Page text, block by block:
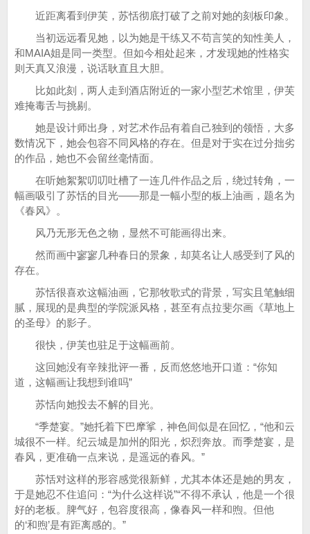
近距离看到伊芙，苏恬彻底打破了之前对她的刻板印象。
当初远远看见她，以为她是干练又不苟言笑的知性美人，
和MAIA姐是同一类型。但如今相处起来，才发现她的性格实
则天真又浪漫，说话耿直且大胆。
比如此刻，两人走到酒店附近的一家小型艺术馆里，伊芙
难掩毒舌与挑剔。
她是设计师出身，对艺术作品有着自己独到的领悟，大多
数情况下，她会包容不同风格的存在。但是对于实在过分拙劣
的作品，她也不会留丝毫情面。
在听她絮絮叨叨吐槽了一连几件作品之后，绕过转角，一
幅画吸引了苏恬的目光——那是一幅小型的板上油画，题名为
《春风》。
风乃无形无色之物，显然不可能画得出来。
然而画中寥寥几种春日的景象，却莫名让人感受到了风的
存在。
苏恬很喜欢这幅油画，它那牧歌式的背景，写实且笔触细
腻，展现的是典型的学院派风格，甚至有点拉斐尔画《草地上
的圣母》的影子。
很快，伊芙也驻足于这幅画前。
这回她没有辛辣批评一番，反而悠悠地开口道：“你知
道，这幅画让我想到谁吗”
苏恬向她投去不解的目光。
“季楚宴。”她托着下巴摩挲，神色间似是在回忆，“他和云
城很不一样。纪云城是加州的阳光，炽烈奔放。而季楚宴，是
春风，更准确一点来说，是遥远的春风。”
苏恬对这样的形容感觉很新鲜，尤其本体还是她的男友，
于是她忍不住追问：“为什么这样说”“不得不承认，他是一个很
好的老板。脾气好，包容度很高，像春风一样和煦。但他
的‘和煦’是有距离感的。”